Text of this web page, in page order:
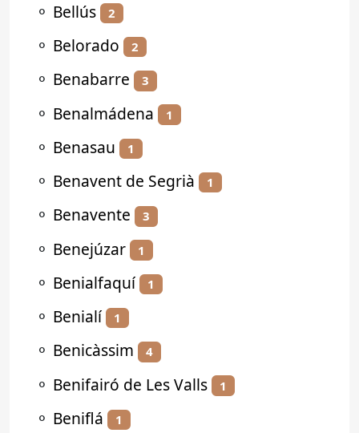
⚬ Bellús 2
⚬ Belorado 2
⚬ Benabarre 3
⚬ Benalmádena 1
⚬ Benasau 1
⚬ Benavent de Segrià 1
⚬ Benavente 3
⚬ Benejúzar 1
⚬ Benialfaquí 1
⚬ Benialí 1
⚬ Benicàssim 4
⚬ Benifairó de Les Valls 1
⚬ Beniflá 1